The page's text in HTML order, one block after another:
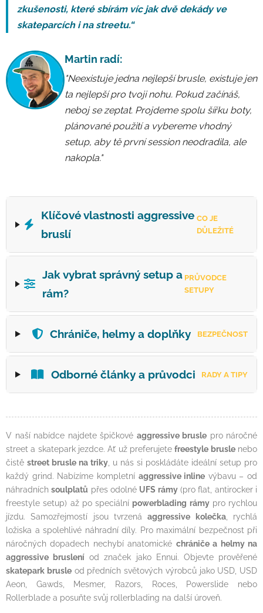
zkušenosti, které sbírám víc jak dvě dekády ve
skateparcích i na streetu.“
Martin radí:
"Neexistuje jedna nejlepší brusle, existuje jen
ta nejlepší pro tvoji nohu. Pokud začínáš,
neboj se zeptat. Projdeme spolu šířku boty,
plánované použití a vybereme vhodný
setup, aby tě první session neodradila, ale
nakopla."
Klíčové vlastnosti aggressive
bruslí
CO JE
DŮLEŽITÉ
Jak vybrat správný setup a
rám?
PRŮVODCE
SETUPY
Chrániče, helmy a doplňky BEZPEČNOST
Odborné články a průvodci RADY A TIPY
V naší nabídce najdete špičkové aggressive brusle pro náročné
street a skatepark jezdce. Ať už preferujetefreestyle bruslenebo
čistě street brusle na triky, u nás si poskládáte ideální setup pro
každý grind. Nabízíme kompletní aggressive inline výbavu – od
náhradníchsoulplatů přes odolné UFS rámy(pro flat, antirocker i
freestyle setup) až po speciální powerblading rámypro rychlou
jízdu. Samozřejmostí jsou tvrzenáaggressive kolečka, rychlá
ložiska a spolehlivé náhradní díly. Pro maximální bezpečnost při
náročných dopadech nechybí anatomické chrániče a helmy na
aggressive bruslení od značek jako Ennui. Objevte prověřené
skatepark brusleod předních světových výrobců jako USD, USD
Aeon, Gawds, Mesmer, Razors, Roces, Powerslide nebo
Rollerblade a posuňte svůj rollerblading na další úroveň.